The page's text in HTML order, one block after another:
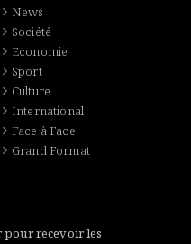
News
Société
Economie
Sport
Culture
International
Face à Face
Grand Format
pour recevoir les